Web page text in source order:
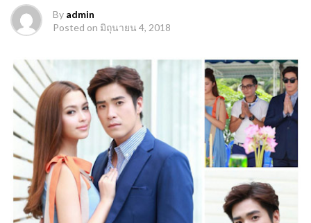
By admin
Posted on มิถุนายน 4, 2018